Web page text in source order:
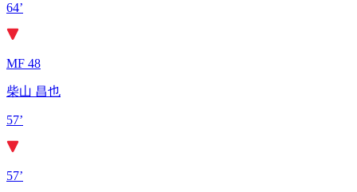
64’
MF 48
柴山 昌也
57’
57’